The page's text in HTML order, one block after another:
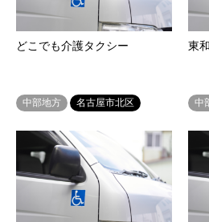
どこでも介護タクシー
中部地方 名古屋市北区
東
中